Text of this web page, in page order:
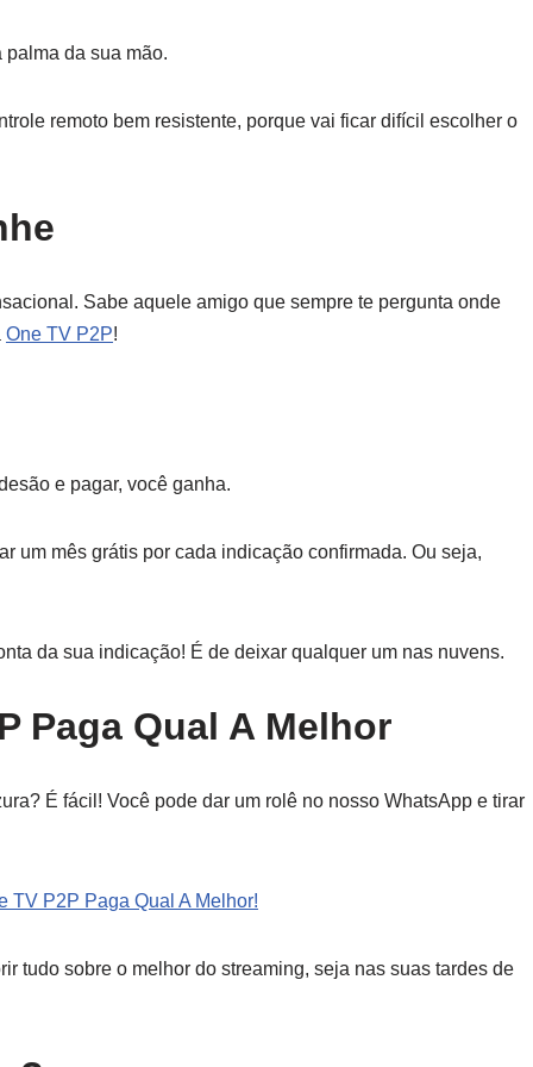
palma da sua mão.
remoto bem resistente, porque vai ficar difícil escolher o
Sabe aquele amigo que sempre te pergunta onde
One TV P2P!
e pagar, você ganha.
um mês grátis por cada indicação confirmada. Ou seja,
da sua indicação! É de deixar qualquer um nas nuvens.
Paga Qual A Melhor
É fácil! Você pode dar um rolê no nosso WhatsApp e tirar
TV P2P Paga Qual A Melhor!
tudo sobre o melhor do streaming, seja nas suas tardes de